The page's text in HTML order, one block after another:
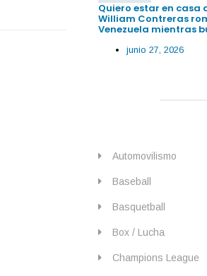
Quiero estar en casa
William Contreras
Venezuela mientras
junio 27, 2026
Automovilismo
Baseball
Basquetball
Box / Lucha
Champions League